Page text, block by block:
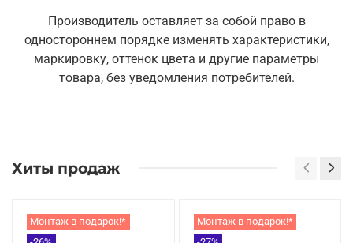
Производитель оставляет за собой право в
одностороннем порядке изменять характеристики,
маркировку, оттенок цвета и другие параметры
товара, без уведомления потребителей.
Хиты продаж
Монтаж в подарок!*
Монтаж в подарок!*